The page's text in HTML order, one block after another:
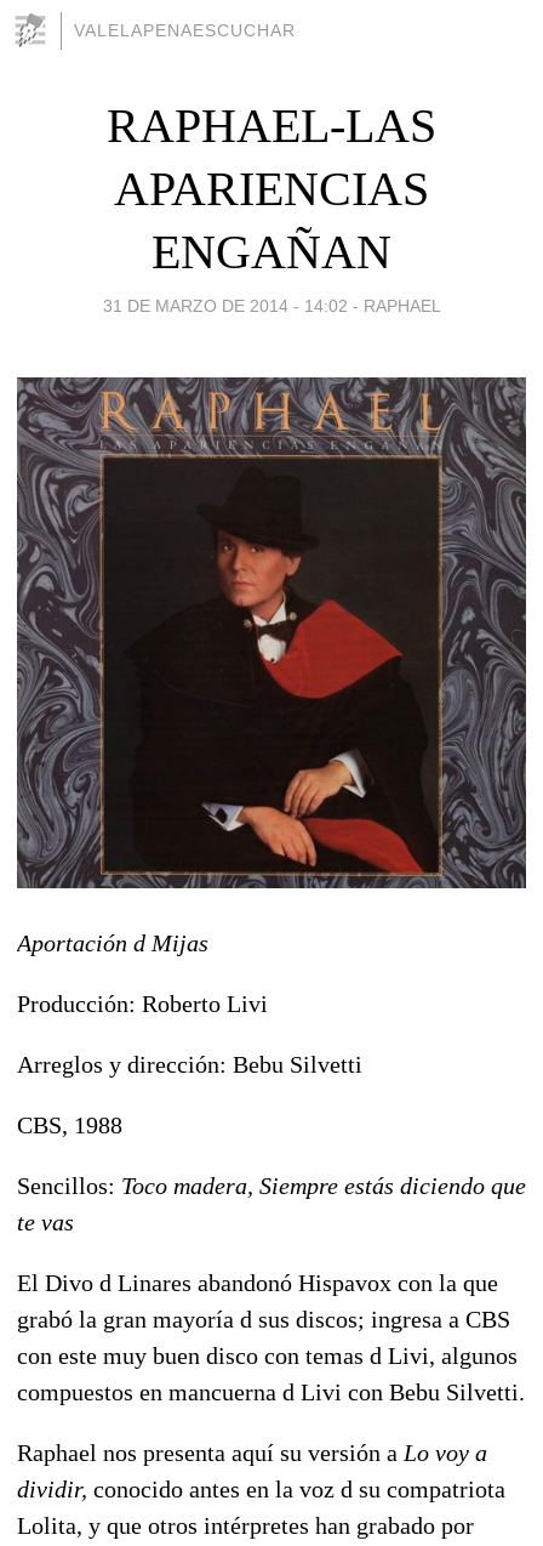
VALELAPENAESCUCHAR
RAPHAEL-LAS
APARIENCIAS
ENGAÑAN
31 DE MARZO DE 2014 - 14:02 - RAPHAEL
Aportación d Mijas
Producción: Roberto Livi
Arreglos y dirección: Bebu Silvetti
CBS, 1988
Sencillos: Toco madera, Siempre estás diciendo que
te vas
El Divo d Linares abandonó Hispavox con la que
grabó la gran mayoría d sus discos; ingresa a CBS
con este muy buen disco con temas d Livi, algunos
compuestos en mancuerna d Livi con Bebu Silvetti.
Raphael nos presenta aquí su versión a Lo voy a
dividir, conocido antes en la voz d su compatriota
Lolita, y que otros intérpretes han grabado por